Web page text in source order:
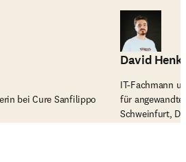
bei Cure Sanfilippo
David
IT-Fachmann
für
Schweinfurt,